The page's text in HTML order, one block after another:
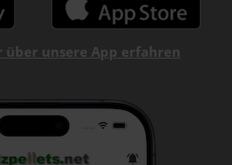
über unsere App erfahren